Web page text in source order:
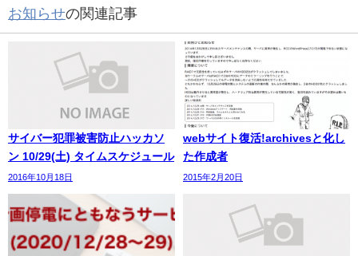
お知らせの関連記事
サイバー犯罪被害防止ハッカソ
ン 10/29(土) タイムスケジュール
2016年10月18日
webサイト復活!archivesと化し
た作成者
2015年2月20日